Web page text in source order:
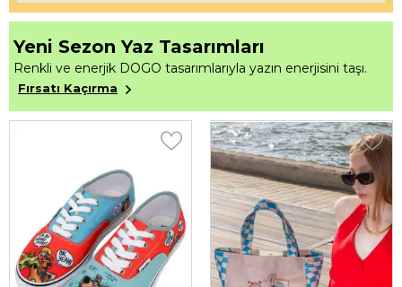
Yeni Sezon Yaz Tasarımları
Renkli ve enerjik DOGO tasarımlarıyla yazın enerjisini taşı.
Fırsatı Kaçırma